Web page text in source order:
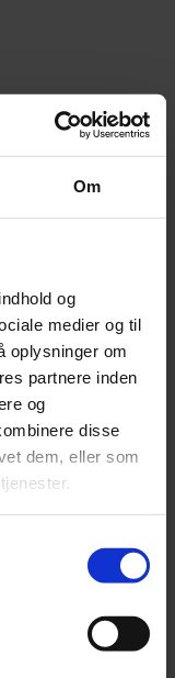
Om
og
medier og til
oplysninger om
partnere inden
og
disse
dem, eller som